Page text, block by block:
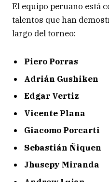
El equipo peruano está
talentos que han
largo del torneo:
Piero Porras
Adrián Gushiken
Edgar Vertiz
Vicente Plana
Giacomo Porcarti
Sebastián Ñiquen
Jhusepy Miranda